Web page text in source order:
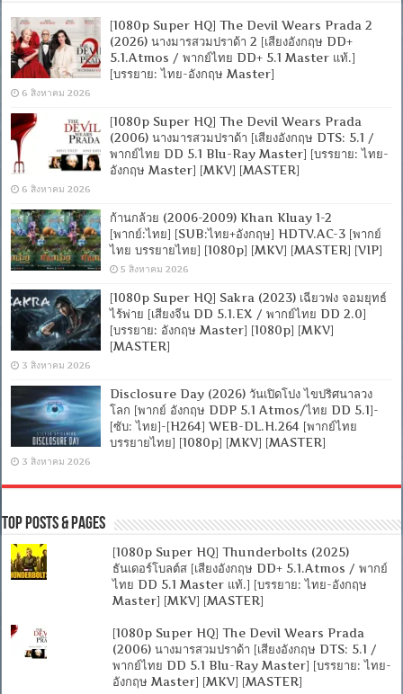
[MASTER]
[MKV]
[1080p Super HQ] The Devil Wears Prada 2
(2026) นางมารสวมปราด้า 2 [เสียงอังกฤษ DD+
5.1.Atmos / พากย์ไทย DD+ 5.1 Master แท้.]
[บรรยาย: ไทย-อังกฤษ Master]
6 สิงหาคม 2026
[1080p Super HQ] The Devil Wears Prada
(2006) นางมารสวมปราด้า [เสียงอังกฤษ DTS: 5.1 /
พากย์ไทย DD 5.1 Blu-Ray Master] [บรรยาย: ไทย-
อังกฤษ Master] [MKV] [MASTER]
6 สิงหาคม 2026
ก้านกล้วย (2006-2009) Khan Kluay 1-2
[พากย์:ไทย] [SUB:ไทย+อังกฤษ] HDTV.AC-3 [พากย์
ไทย บรรยายไทย] [1080p] [MKV] [MASTER] [VIP]
5 สิงหาคม 2026
[1080p Super HQ] Sakra (2023) เฉียวฟง จอมยุทธ์
ไร้พ่าย [เสียงจีน DD 5.1.EX / พากย์ไทย DD 2.0]
[บรรยาย: อังกฤษ Master] [1080p] [MKV]
[MASTER]
3 สิงหาคม 2026
Disclosure Day (2026) วันเปิดโปง ไขปริศนาลวง
โลก [พากย์ อังกฤษ DDP 5.1 Atmos/ไทย DD 5.1]-
[ซับ: ไทย]-[H264] WEB-DL.H.264 [พากย์ไทย
บรรยายไทย] [1080p] [MKV] [MASTER]
3 สิงหาคม 2026
Top Posts & Pages
[1080p Super HQ] Thunderbolts (2025)
ธันเดอร์โบลต์ส [เสียงอังกฤษ DD+ 5.1.Atmos / พากย์
ไทย DD 5.1 Master แท้.] [บรรยาย: ไทย-อังกฤษ
Master] [MKV] [MASTER]
[1080p Super HQ] The Devil Wears Prada
(2006) นางมารสวมปราด้า [เสียงอังกฤษ DTS: 5.1 /
พากย์ไทย DD 5.1 Blu-Ray Master] [บรรยาย: ไทย-
อังกฤษ Master] [MKV] [MASTER]